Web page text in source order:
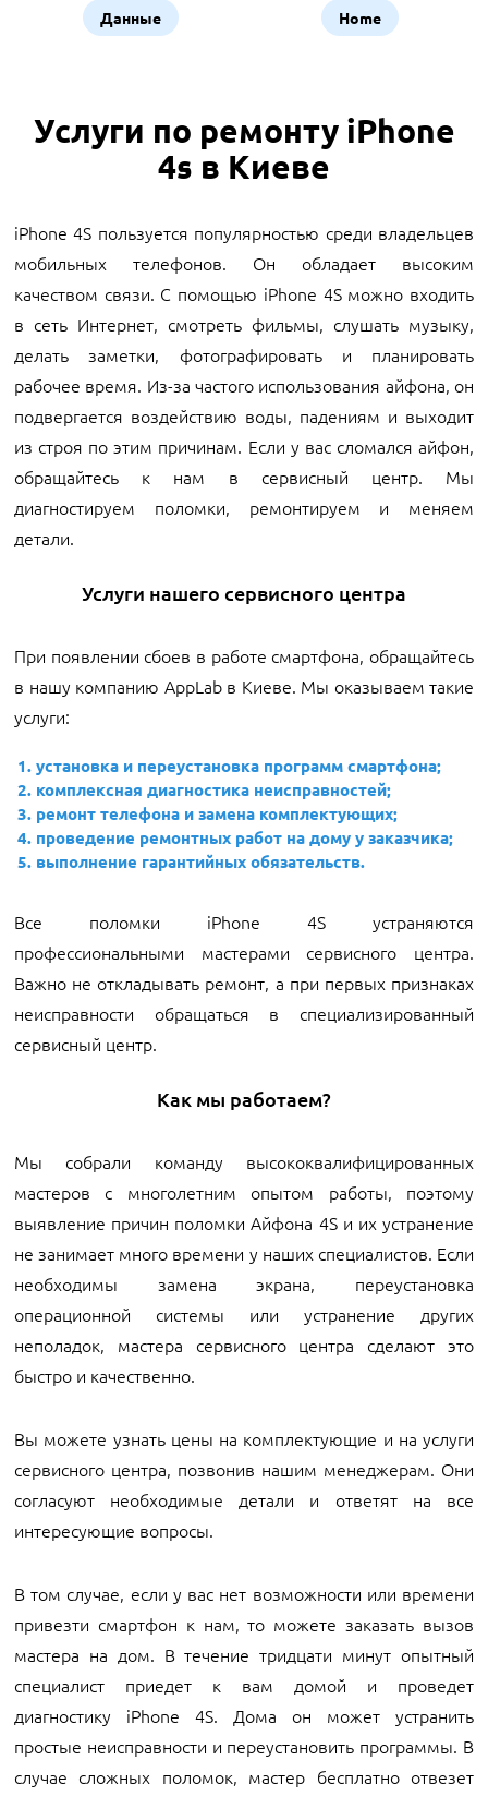
Данные Home
Услуги по ремонту iPhone
4s в Киеве
iPhone 4S пользуется популярностью среди владельцев
мобильных телефонов. Он обладает высоким
качеством связи. С помощью iPhone 4S можно входить
в сеть Интернет, смотреть фильмы, слушать музыку,
делать заметки, фотографировать и планировать
рабочее время. Из-за частого использования айфона, он
подвергается воздействию воды, падениям и выходит
из строя по этим причинам. Если у вас сломался айфон,
обращайтесь к нам в сервисный центр. Мы
диагностируем поломки, ремонтируем и меняем
детали.
Услуги нашего сервисного центра
При появлении сбоев в работе смартфона, обращайтесь
в нашу компанию AppLab в Киеве. Мы оказываем такие
услуги:
установка и переустановка программ смартфона;
комплексная диагностика неисправностей;
ремонт телефона и замена комплектующих;
проведение ремонтных работ на дому у заказчика;
выполнение гарантийных обязательств.
Все поломки iPhone 4S устраняются
профессиональными мастерами сервисного центра.
Важно не откладывать ремонт, а при первых признаках
неисправности обращаться в специализированный
сервисный центр.
Как мы работаем?
Мы собрали команду высококвалифицированных
мастеров с многолетним опытом работы, поэтому
выявление причин поломки Айфона 4S и их устранение
не занимает много времени у наших специалистов. Если
необходимы замена экрана, переустановка
операционной системы или устранение других
неполадок, мастера сервисного центра сделают это
быстро и качественно.
Вы можете узнать цены на комплектующие и на услуги
сервисного центра, позвонив нашим менеджерам. Они
согласуют необходимые детали и ответят на все
интересующие вопросы.
В том случае, если у вас нет возможности или времени
привезти смартфон к нам, то можете заказать вызов
мастера на дом. В течение тридцати минут опытный
специалист приедет к вам домой и проведет
диагностику iPhone 4S. Дома он может устранить
простые неисправности и переустановить программы. В
случае сложных поломок, мастер бесплатно отвезет